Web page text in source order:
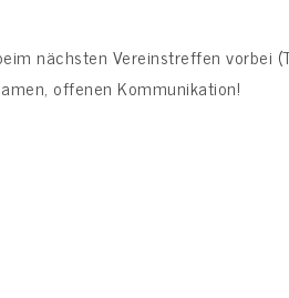
nächsten Vereinstreffen vorbei
offenen Kommunikation!